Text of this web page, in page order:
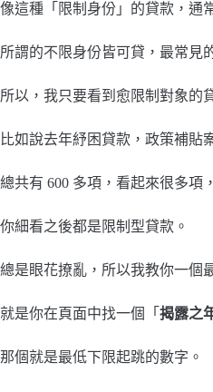
像這種「限制身份」的貸款，通
所謂的不限身份皆可貸，最常見
所以，我只要看到愈限制對象的
比如說去年紓困貸款，政策補貼
總共有 600 多項，看起來很多項，
你細看之後都是限制型貸款。
總是眼花撩亂，所以我教你一個
就是你在頁面中找一個「 揭露之
那個就是最低下限起跳的數字。